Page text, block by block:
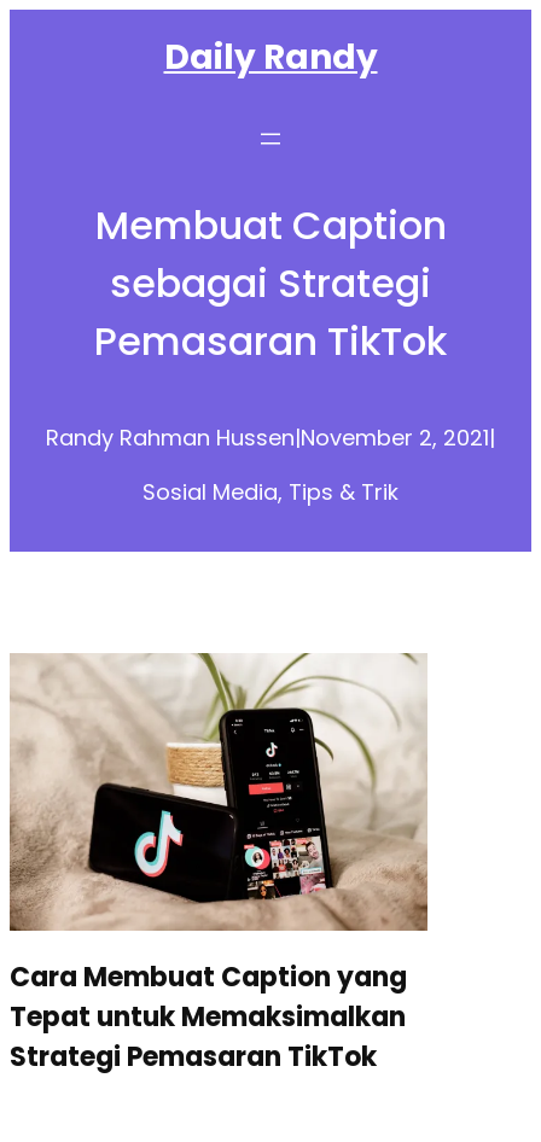
Daily Randy
Membuat Caption
sebagai Strategi
Pemasaran TikTok
Randy Rahman Hussen|November 2, 2021|
Sosial Media, Tips & Trik
Cara Membuat Caption yang
Tepat untuk Memaksimalkan
Strategi Pemasaran TikTok